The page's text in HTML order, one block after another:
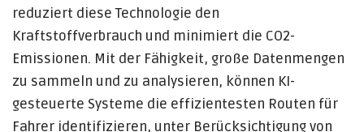
reduziert diese Technologie den
Kraftstoffverbrauch und minimiert die CO2-
Emissionen. Mit der Fähigkeit, große Datenmengen
zu sammeln und zu analysieren, können KI-
gesteuerte Systeme die effizientesten Routen für
Fahrer identifizieren, unter Berücksichtigung von